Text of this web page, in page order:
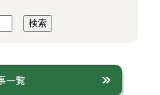
検索
一覧